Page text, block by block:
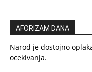
AFORIZAM DANA
Narod je dostojno
ocekivanja.